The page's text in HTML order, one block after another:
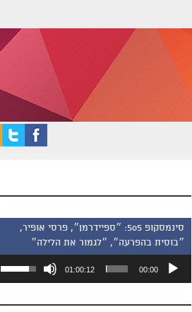
סינמסקופ 505: ״ספיידרמן״, פרסי אופיר,
״בוסית בהפרעה״, ״לגמור את הלילה״
אודיו
00:00
01:00:12